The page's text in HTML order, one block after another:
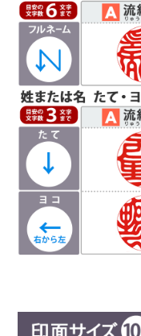
に収めます。
Ｃ 読 みやすい 印
印相
す。
高い
使用
Ｄ篆書体 （てん
す。
す。